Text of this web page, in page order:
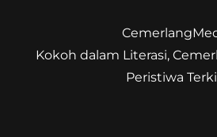
Kokoh dalam Literasi,
Peristiwa